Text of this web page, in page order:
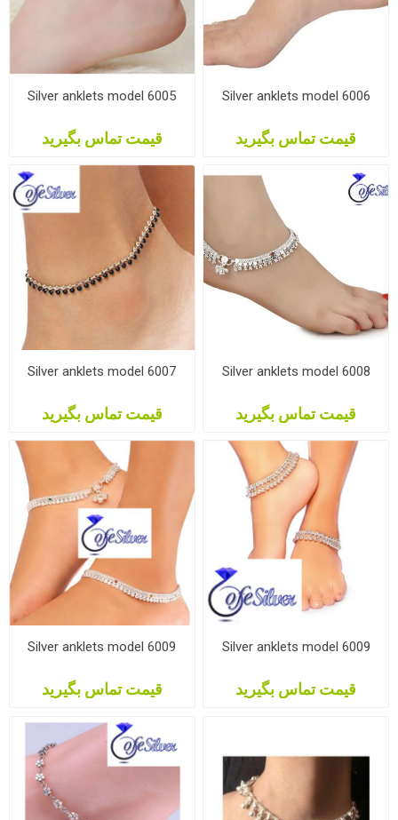
Silver anklets model 6005
قیمت تماس بگیرید
Silver anklets model 6006
قیمت تماس بگیرید
Silver anklets model 6007
قیمت تماس بگیرید
Silver anklets model 6008
قیمت تماس بگیرید
Silver anklets model 6009
قیمت تماس بگیرید
Silver anklets model 6009
قیمت تماس بگیرید